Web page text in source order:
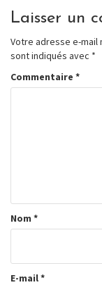
Laisser un
Votre adresse e-mail
sont indiqués avec *
Commentaire *
Nom *
E-mail*